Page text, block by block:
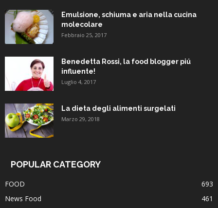
Emulsione, schiuma e aria nella cucina
molecolare
Febbraio 25, 2017
Benedetta Rossi, la food blogger piú
influente!
Luglio 4, 2017
La dieta degli alimenti surgelati
Marzo 29, 2018
POPULAR CATEGORY
FOOD
693
News Food
461